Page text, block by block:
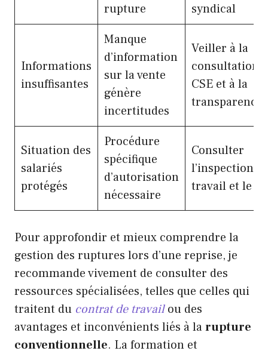
rupture
syndical
Informations
insuffisantes
Manque
d’information
sur la vente
génère
incertitudes
Veiller à la
consultation
CSE et à la
transparence
Situation des
salariés
protégés
Procédure
spécifique
d’autorisation
nécessaire
Consulter
l’inspection
travail et le
Pour approfondir et mieux comprendre la
gestion des ruptures lors d’une reprise, je
recommande vivement de consulter des
ressources spécialisées, telles que celles qui
traitent du contrat de travailou des
avantages et inconvénients liés à larupture
conventionnelle. La formation et